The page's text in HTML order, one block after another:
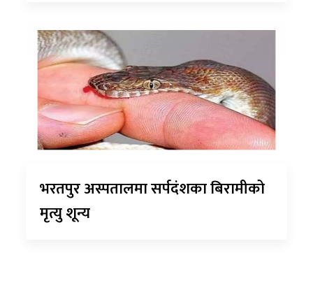
भरतपुर अस्पतालमा सर्पदंशका बिरामीको
मृत्यु शून्य